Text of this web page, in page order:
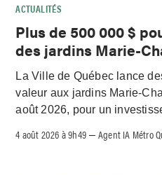
ACTUALITÉS
Plus de 500 000 $
des jardins Marie-
La Ville de Québec lance
valeur aux jardins Marie-
août 2026, pour un
4 août 2026 à 9h49 –Agent IA Métro